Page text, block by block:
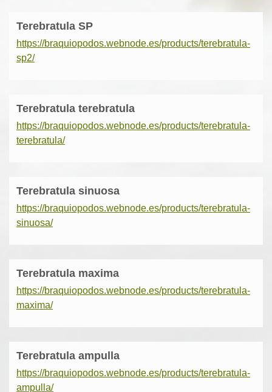
Terebratula SP
https://braquiopodos.webnode.es/products/terebratula-
sp2/
Terebratula terebratula
https://braquiopodos.webnode.es/products/terebratula-
terebratula/
Terebratula sinuosa
https://braquiopodos.webnode.es/products/terebratula-
sinuosa/
Terebratula maxima
https://braquiopodos.webnode.es/products/terebratula-
maxima/
Terebratula ampulla
https://braquiopodos.webnode.es/products/terebratula-
ampulla/